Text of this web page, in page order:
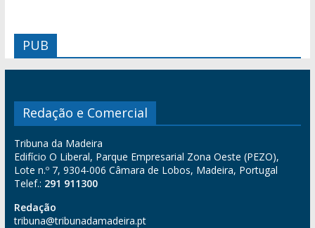
PUB
Redação e Comercial
Tribuna da Madeira
Edifício O Liberal, Parque Empresarial Zona Oeste (PEZO),
Lote n.º 7, 9304-006 Câmara de Lobos, Madeira, Portugal
Telef.: 291 911300
Redação
tribuna@tribunadamadeira.pt